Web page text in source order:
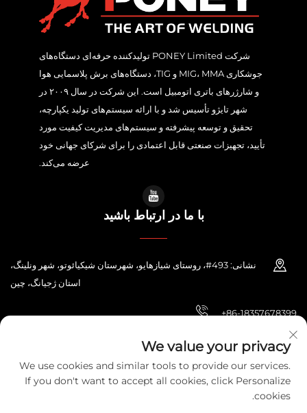
شرکت PONEY Limited تولیدکننده حرفه‌ای دستگاه‌های
جوشکاری MIG، MMA و TIG، دستگاه‌های برش پلاسمایی هوا
و شارژرهای باتری اتومبیل است. این شرکت در سال ۲۰۰۹ در
شهر تایژو تأسیس شد و با ارائه سیستم‌های تولید یکپارچه،
تحقیق و توسعه پیشرفته و سیستم‌های مدیریت کیفیت مورد
تأیید، تجهیزات صنعتی قابل اعتمادی را برای شرکای جهانی خود
عرضه می‌کند.
با ما در ارتباط باشید
نشانی: 493#، روستای شیازهایو، شهرستان شیکیائوتو، شهر ونلینگ،
استان ژجیانگ، چین
+86-18357678399
[email protected]
حق تقدم © 2026 شرکت الکتریک زهجیانگ پونی. تمامی حقوق محفوظ است.
We value your privacy
We use cookies and similar tools to provide our services.
If you don't want to accept all cookies, click Personalize
cookies.